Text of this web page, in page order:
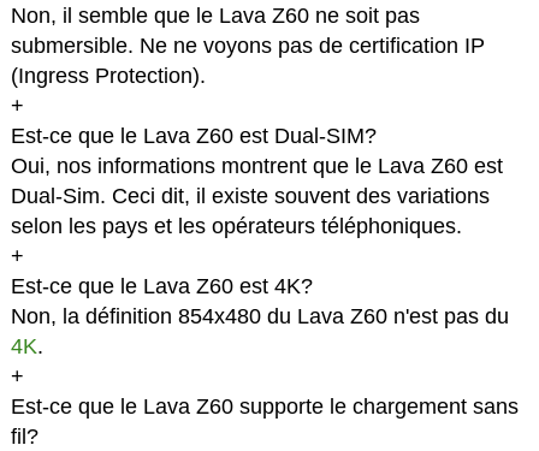
Non, il semble que le Lava Z60 ne soit pas
submersible. Ne ne voyons pas de certification IP
(Ingress Protection).
+
Est-ce que le Lava Z60 est Dual-SIM?
Oui, nos informations montrent que le Lava Z60 est
Dual-Sim. Ceci dit, il existe souvent des variations
selon les pays et les opérateurs téléphoniques.
+
Est-ce que le Lava Z60 est 4K?
Non, la définition 854x480 du Lava Z60 n'est pas du
4K.
+
Est-ce que le Lava Z60 supporte le chargement sans
fil?